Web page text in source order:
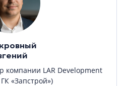
компании LAR Development
«Запстрой»)